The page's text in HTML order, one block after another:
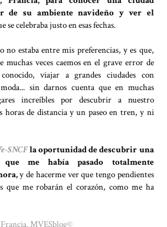
de su ambiente navideño y ver el
se celebraba justo en esas fechas.
no estaba entre mis preferencias, y es que,
veces caemos en el grave error de
viajar a grandes ciudades con
sin darnos cuenta que en muchas
increíbles por descubrir a nuestro
horas de distancia y un paseo en tren, y ni
SNCFla oportunidad de descubrir una
me había pasado totalmente
y de hacerme ver que tengo pendientes
que me robarán el corazón, como me ha